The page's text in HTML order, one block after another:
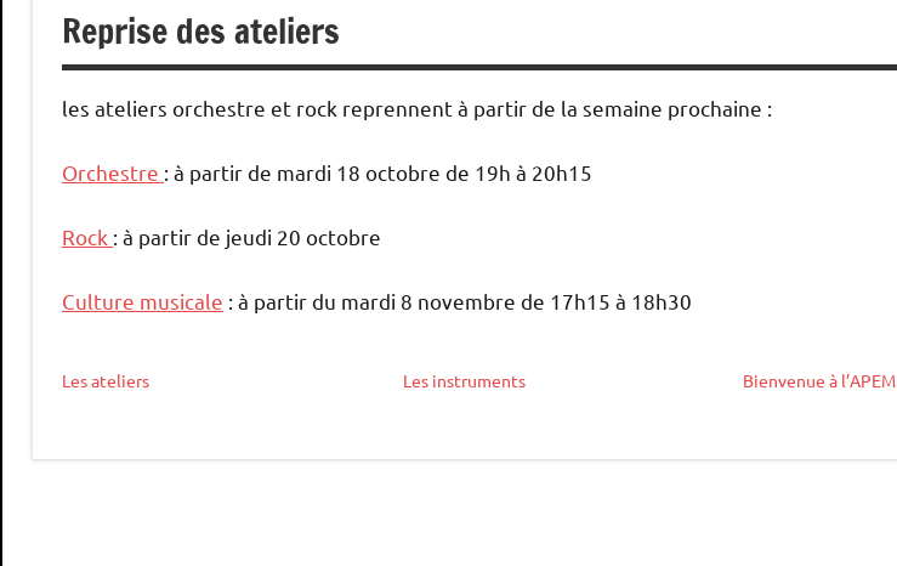
Reprise des ateliers
les ateliers orchestre et rock reprennent à partir de la semaine prochaine :
Orchestre : à partir de mardi 18 octobre de 19h à 20h15
Rock : à partir de jeudi 20 octobre
Culture musicale : à partir du mardi 8 novembre de 17h15 à 18h30
Les ateliers Les instruments Bienvenue à l’APEM